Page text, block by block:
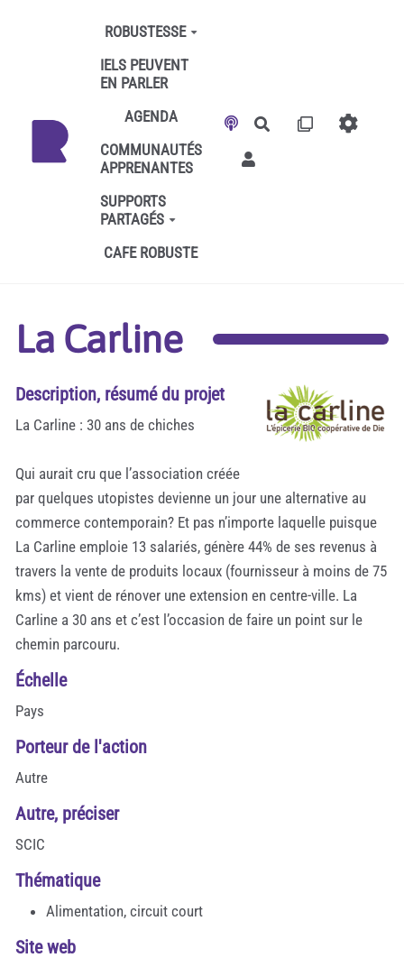
Aller au contenu principal
ROBUSTESSE
IELS PEUVENT
EN PARLER
AGENDA
COMMUNAUTÉS
APPRENANTES
SUPPORTS
PARTAGÉS
CAFE ROBUSTE
Rechercher
La Carline
Description, résumé du projet
La Carline : 30 ans de chiches
Qui aurait cru que l’association créée
par quelques utopistes devienne un jour une alternative au
commerce contemporain? Et pas n’importe laquelle puisque
La Carline emploie 13 salariés, génère 44% de ses revenus à
travers la vente de produits locaux (fournisseur à moins de 75
kms) et vient de rénover une extension en centre-ville. La
Carline a 30 ans et c’est l’occasion de faire un point sur le
chemin parcouru.
Échelle
Pays
Porteur de l'action
Autre
Autre, préciser
SCIC
Thématique
Alimentation, circuit court
Site web